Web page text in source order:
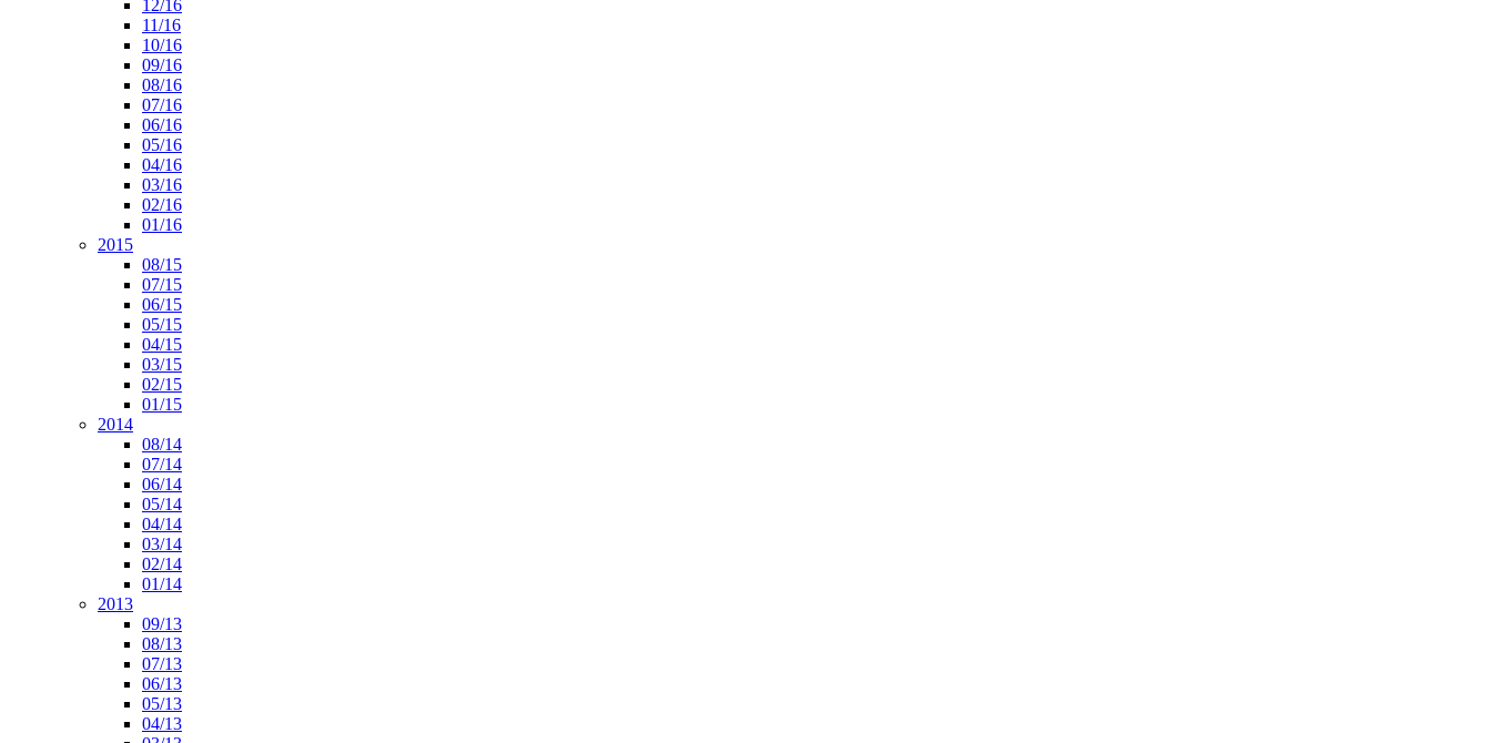
12/16
11/16
10/16
09/16
08/16
07/16
06/16
05/16
04/16
03/16
02/16
01/16
2015
08/15
07/15
06/15
05/15
04/15
03/15
02/15
01/15
2014
08/14
07/14
06/14
05/14
04/14
03/14
02/14
01/14
2013
09/13
08/13
07/13
06/13
05/13
04/13